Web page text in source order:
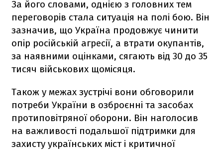
За його словами, однією з головних тем
переговорів стала ситуація на полі бою. Він
зазначив, що Україна продовжує чинити
опір російській агресії, а втрати окупантів,
за наявними оцінками, сягають від 30 до 35
тисяч військових щомісяця.
Також у межах зустрічі вони обговорили
потреби України в озброєнні та засобах
протиповітряної оборони. Він наголосив
на важливості подальшої підтримки для
захисту українських міст і критичної